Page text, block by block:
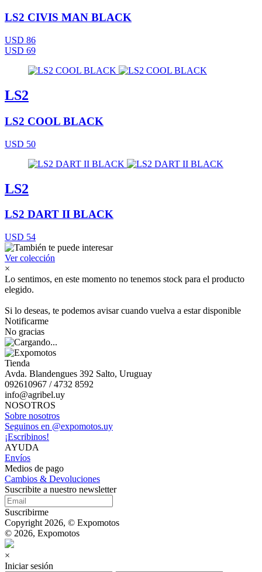
LS2 CIVIS MAN BLACK
USD 86
USD 69
LS2
LS2 COOL BLACK
USD 50
LS2
LS2 DART II BLACK
USD 54
Ver colección
×
Lo sentimos, en este momento no tenemos stock para el producto
elegido.
Si lo deseas, te podemos avisar cuando vuelva a estar disponible
Notificarme
No gracias
Tienda
Avda. Blandengues 392 Salto, Uruguay
092610967 / 4732 8592
info@agribel.uy
NOSOTROS
Sobre nosotros
Seguinos en @expomotos.uy
¡Escribinos!
AYUDA
Envíos
Medios de pago
Cambios & Devoluciones
Suscribite a nuestro newsletter
Suscribirme
Copyright 2026, © Expomotos
© 2026, Expomotos
×
Iniciar sesión